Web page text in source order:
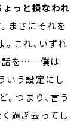
ょっと損なわれ
まさにそれを
これ、いずれ
話を……僕は
いう設定にし
。つまり、言う
過ぎ去ってし